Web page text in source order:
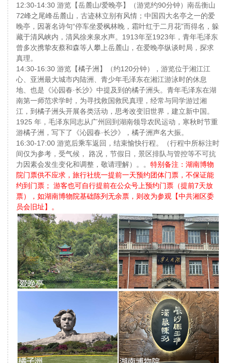
12:30-14:30 游览【岳麓山/爱晚亭】（游览约90分钟）南岳衡山
72峰之尾峰岳麓山，古迹林立别有风情；中国四大名亭之一的爱
晚亭，因著名诗句“停车坐爱枫林晚，霜叶红于二月花”而得名，躲
藏于清风峡内，清风徐来泉水声。1913年至1923年，青年毛泽东
曾多次携挚友蔡和森等人攀上岳麓山，在爱晚亭纵谈时局，探求
真理。
14:30-16:30 游览【橘子洲】（约120分钟），游览位于湘江江
心、亚洲最大城市内陆洲、青少年毛泽东在湘江游泳时的休息
地、也是《沁园春·长沙》中提及到的橘子洲头。青年毛泽东在湖
南第一师范求学时，为寻找救国救民真理，经常与同学游过湘
江，到橘子洲头开展各类活动，思考改变旧世界，建立新中国。
1925 年，毛泽东同志从广州回到湖南领导农民运动，寒秋时节重
游橘子洲，写下了《沁园春·长沙》，橘子洲声名大振。
16:30-17:00 游览后乘车返回，结束愉快行程。（行程中所标注时
间仅为参考，受气候， 路况，节假日，景区排队与管控等不可抗
力因素会发生变化和调整，敬请理解）。。 特别备注：湖南博物
院门票供不应求，旅行社统一提前一天预约团体门票，不保证能
约到门票； 游客也可自行提前在公众号上预约门票（提前7天放
票），如湖南博物院基础陈列无余票，则改为参观【中共湘区委
员会旧址】。